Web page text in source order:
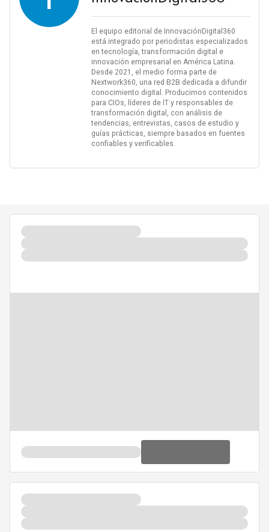
El equipo editorial de InnovaciónDigital360
está integrado por periodistas especializados
en tecnología, transformación digital e
innovación empresarial en América Latina.
Desde 2021, el medio forma parte de
Nextwork360, una red B2B dedicada a difundir
conocimiento digital. Producimos contenidos
para CIOs, líderes de IT y responsables de
transformación digital, con análisis de
tendencias, entrevistas, casos de estudio y
guías prácticas, siempre basados en fuentes
confiables y verificables.